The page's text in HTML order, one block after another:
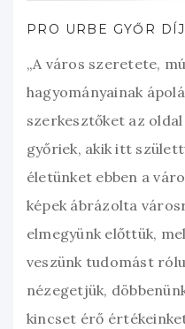
PRO URBE GYŐR DÍJ
„A város szeretete,
hagyományainak
szerkesztőket az
győriek, akik itt
életünket ebben a
képek ábrázolta
elmegyünk előttük,
veszünk tudomást
nézegetjük,
kincset érő